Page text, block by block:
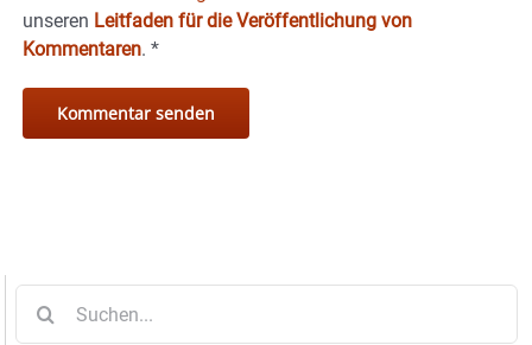
unseren Leitfaden für die Veröffentlichung von
Kommentaren. *
nach: